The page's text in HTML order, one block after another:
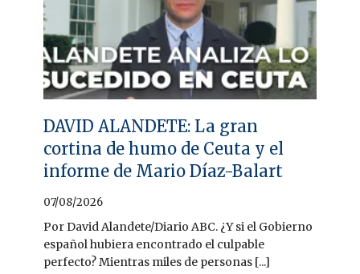
DAVID ALANDETE: La gran
cortina de humo de Ceuta y el
informe de Mario Díaz-Balart
07/08/2026
Por David Alandete/Diario ABC. ¿Y si el Gobierno
español hubiera encontrado el culpable
perfecto? Mientras miles de personas [...]